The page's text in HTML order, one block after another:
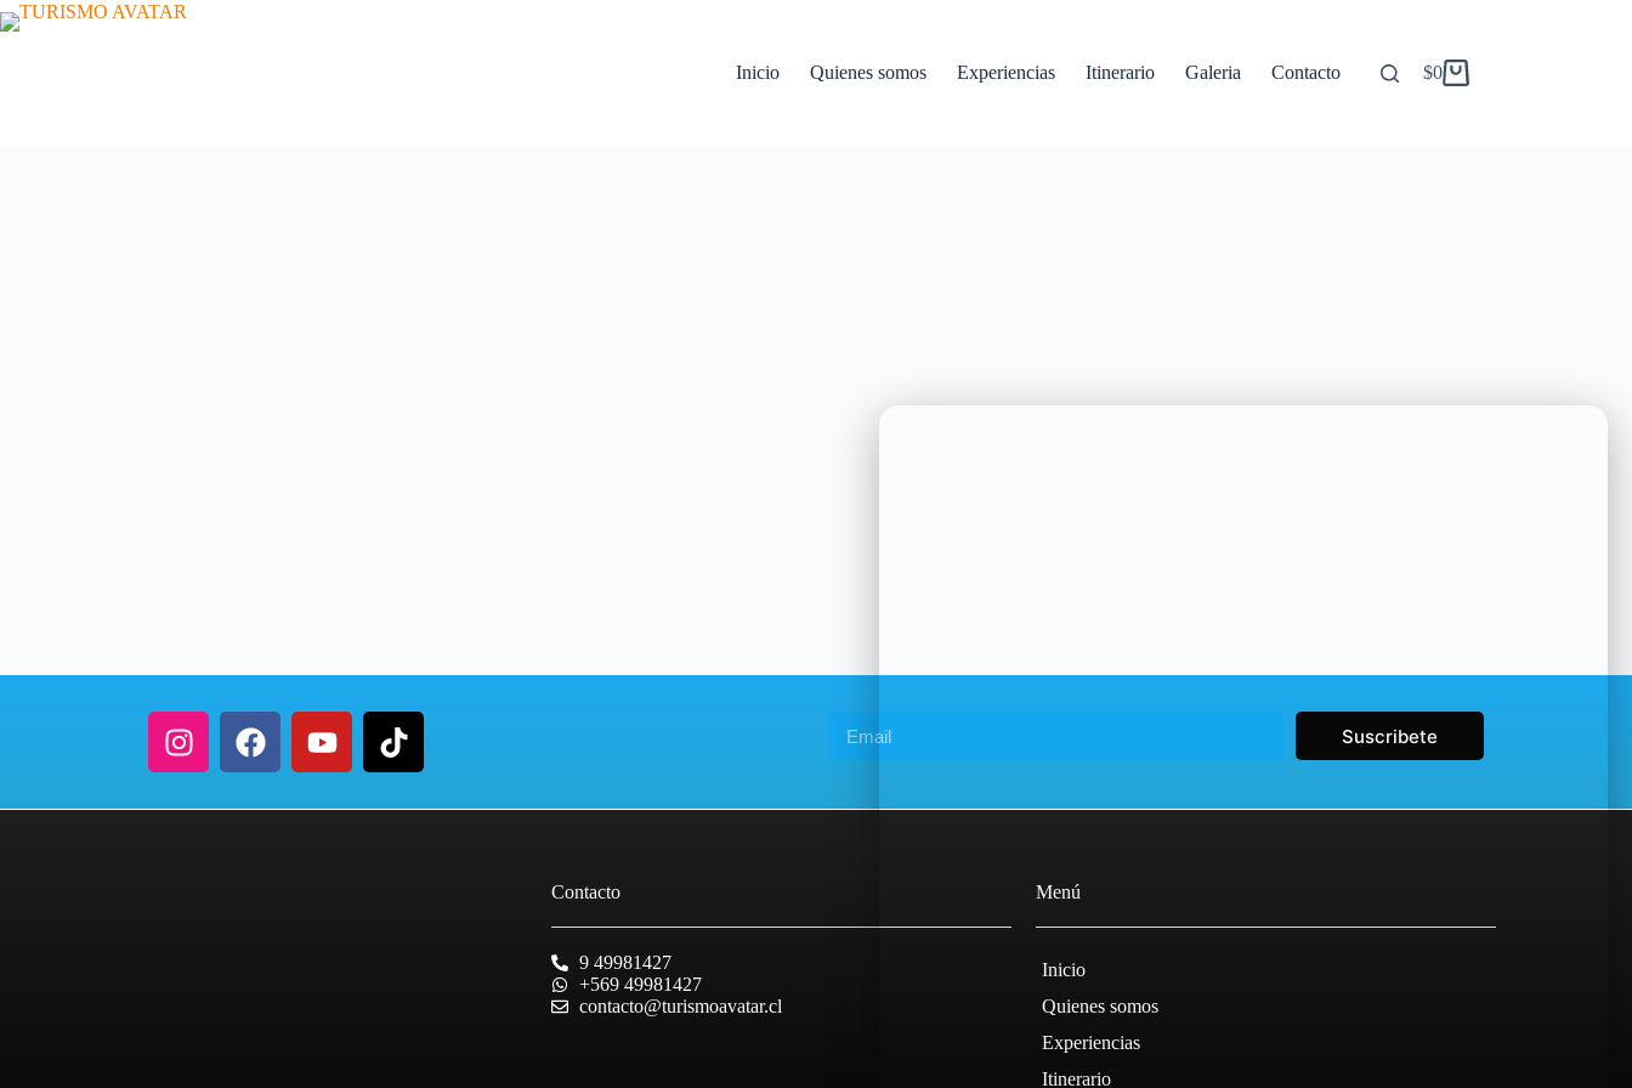
Inicio Quienes somos Experiencias Itinerario Galeria Contacto $0
Suscribete
Contacto
9 49981427
+569 49981427
contacto@turismoavatar.cl
Menú
Inicio
Quienes somos
Experiencias
Itinerario